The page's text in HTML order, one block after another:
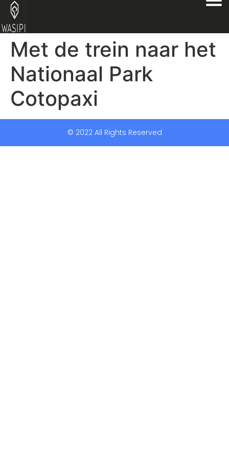
Met de trein naar het
Nationaal Park
Cotopaxi
© 2022 All Rights Reserved